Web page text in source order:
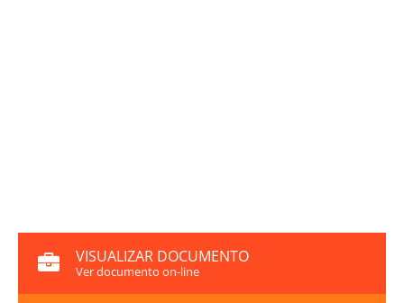
VISUALIZAR DOCUMENTO
Ver documento on-line